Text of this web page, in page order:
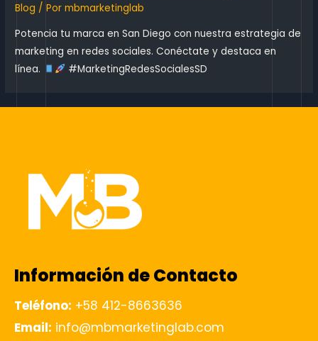
Blog / Pormbmarketinglab
Potencia tu marca en San Diego con nuestra estrategia de
marketing en redes sociales. Conéctate y destaca en
línea.
#MarketingRedesSocialesSD
Información de Contacto
Teléfono: +58 412-8663636
Email: info@mbmarketinglab.com